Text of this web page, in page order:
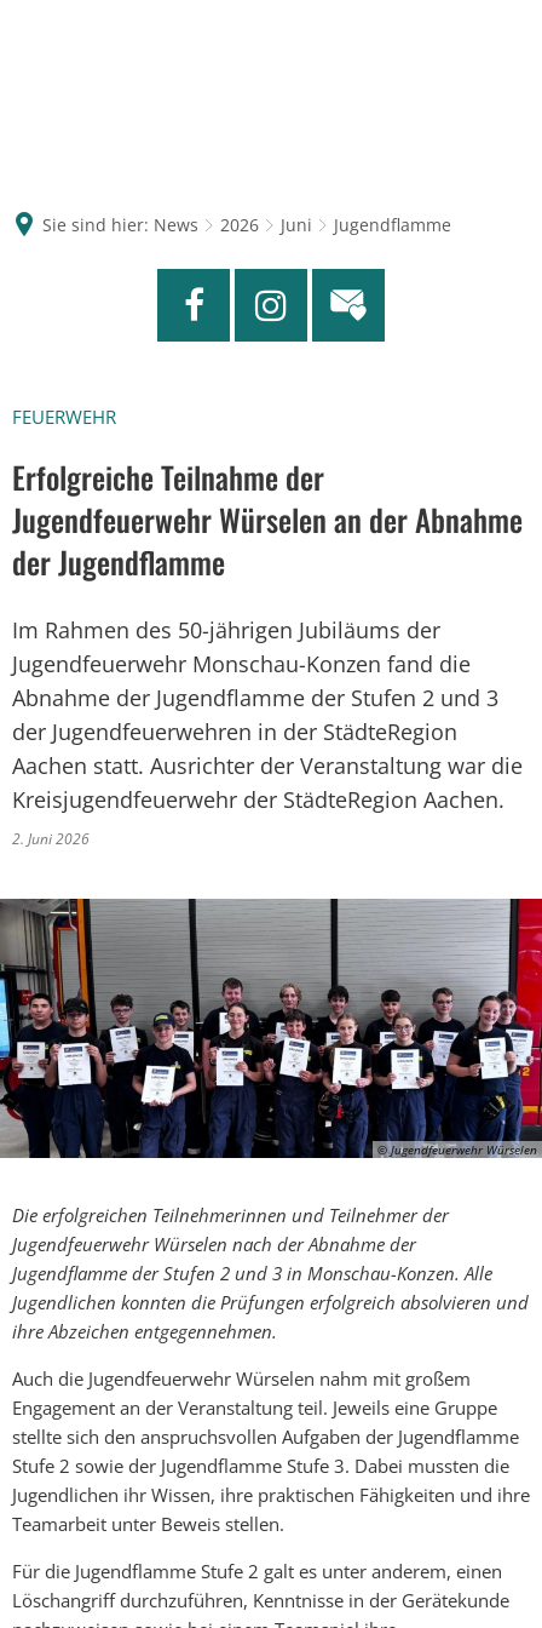
Sie sind hier: News 2026 Juni Jugendflamme
FEUERWEHR
Erfolgreiche Teilnahme der
Jugendfeuerwehr Würselen an der Abnahme
der Jugendflamme
Im Rahmen des 50-jährigen Jubiläums der
Jugendfeuerwehr Monschau-Konzen fand die
Abnahme der Jugendflamme der Stufen 2 und 3
der Jugendfeuerwehren in der StädteRegion
Aachen statt. Ausrichter der Veranstaltung war die
Kreisjugendfeuerwehr der StädteRegion Aachen.
2. Juni 2026
© Jugendfeuerwehr Würselen
Die erfolgreichen Teilnehmerinnen und Teilnehmer der
Jugendfeuerwehr Würselen nach der Abnahme der
Jugendflamme der Stufen 2 und 3 in Monschau-Konzen. Alle
Jugendlichen konnten die Prüfungen erfolgreich absolvieren und
ihre Abzeichen entgegennehmen.
Auch die Jugendfeuerwehr Würselen nahm mit großem
Engagement an der Veranstaltung teil. Jeweils eine Gruppe
stellte sich den anspruchsvollen Aufgaben der Jugendflamme
Stufe 2 sowie der Jugendflamme Stufe 3. Dabei mussten die
Jugendlichen ihr Wissen, ihre praktischen Fähigkeiten und ihre
Teamarbeit unter Beweis stellen.
Für die Jugendflamme Stufe 2 galt es unter anderem, einen
Löschangriff durchzuführen, Kenntnisse in der Gerätekunde